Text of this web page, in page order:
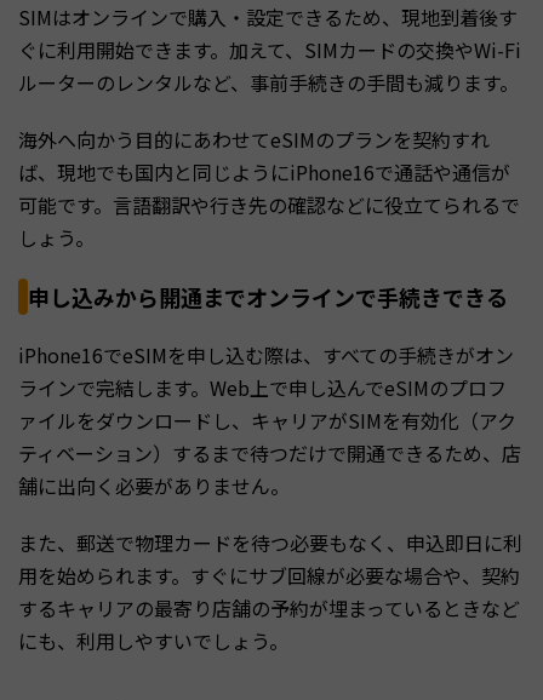
SIMはオンラインで購入・設定できるため、現地到着後す
ぐに利用開始できます。加えて、SIMカードの交換やWi-Fi
ルーターのレンタルなど、事前手続きの手間も減ります。
海外へ向かう目的にあわせてeSIMのプランを契約すれ
ば、現地でも国内と同じようにiPhone16で通話や通信が
可能です。言語翻訳や行き先の確認などに役立てられるで
しょう。
申し込みから開通までオンラインで手続きできる
iPhone16でeSIMを申し込む際は、すべての手続きがオン
ラインで完結します。Web上で申し込んでeSIMのプロフ
ァイルをダウンロードし、キャリアがSIMを有効化（アク
ティベーション）するまで待つだけで開通できるため、店
舗に出向く必要がありません。
また、郵送で物理カードを待つ必要もなく、申込即日に利
用を始められます。すぐにサブ回線が必要な場合や、契約
するキャリアの最寄り店舗の予約が埋まっているときなど
にも、利用しやすいでしょう。